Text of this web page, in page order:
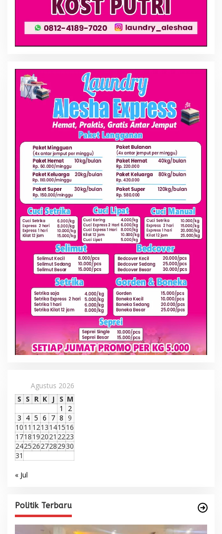
Agustus 2026
S S R K J S M
1
2
3 4 5 6 7 8 9
1011 1213141516
1718192021 2223
24252627282930
31
« Jul
Politik Terbaru